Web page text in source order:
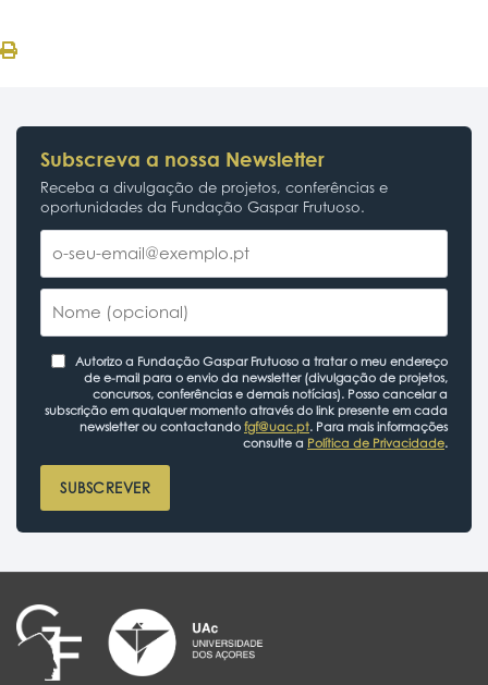
Subscreva a nossa Newsletter
Receba a divulgação de projetos, conferências e
oportunidades da Fundação Gaspar Frutuoso.
Autorizo a Fundação Gaspar Frutuoso a tratar o meu endereço
de e-mail para o envio da newsletter (divulgação de projetos,
concursos, conferências e demais notícias). Posso cancelar a
subscrição em qualquer momento através do link presente em cada
newsletter ou contactando fgf@uac.pt. Para mais informações
consulte a Política de Privacidade.
SUBSCREVER